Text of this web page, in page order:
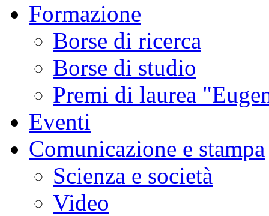
Formazione
Borse di ricerca
Borse di studio
Premi di laurea
Eventi
Comunicazione e stampa
Scienza e società
Video